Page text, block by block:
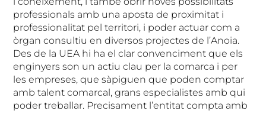
professionals amb una aposta de proximitat i
professionalitat pel territori, i poder actuar com a
òrgan consultiu en diversos projectes de l’Anoia.
Des de la UEA hi ha el clar convenciment que els
enginyers son un actiu clau per la comarca i per
les empreses, que sàpiguen que poden comptar
amb talent comarcal, grans especialistes amb qui
poder treballar. Precisament l’entitat compta amb